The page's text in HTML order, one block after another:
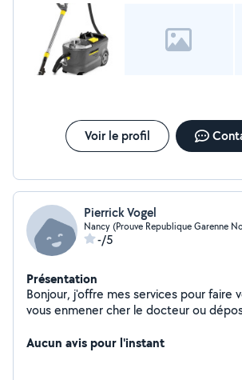
Voir le profil
Pierrick Vogel
Nancy (Prouve Republique Garenne
-/5
Présentation
Bonjour, j'offre mes services pour faire
vous enmener cher le docteur ou
Aucun avis pour l'instant